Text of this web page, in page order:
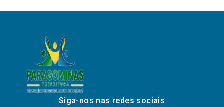
Siga-nos nas redes sociais